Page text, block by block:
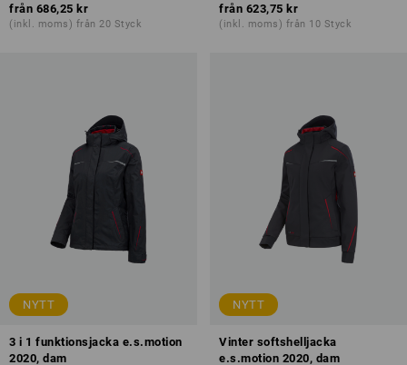
från 686,25 kr
(inkl. moms) från 20 Styck
från 623,75 kr
(inkl. moms) från 10 Styck
NYTT
3 i 1 funktionsjacka e.s.motion
2020, dam
NYTT
Vinter softshelljacka
e.s.motion 2020, dam